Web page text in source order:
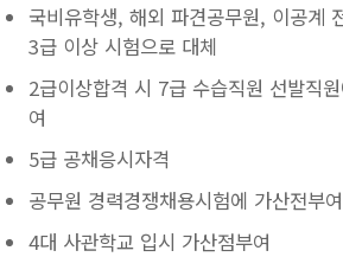
국비유학생, 해외 파견공무원, 이공계
3급 이상 시험으로 대체
2급이상합격 시 7급 수습직원 선발직
여
5급 공채응시자격
공무원 경력경쟁채용시험에 가산전부여
4대 사관학교 입시 가산점부여